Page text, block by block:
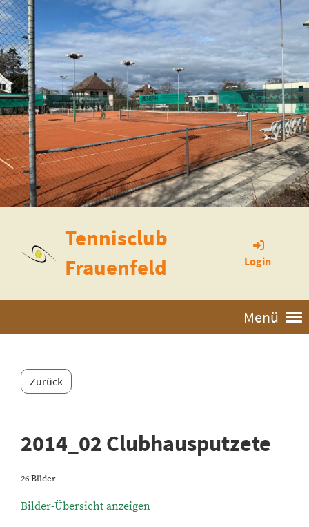
Tennisclub
Frauenfeld
Login
Menü
Zurück
2014_02 Clubhausputzete
26 Bilder
Bilder-Übersicht anzeigen